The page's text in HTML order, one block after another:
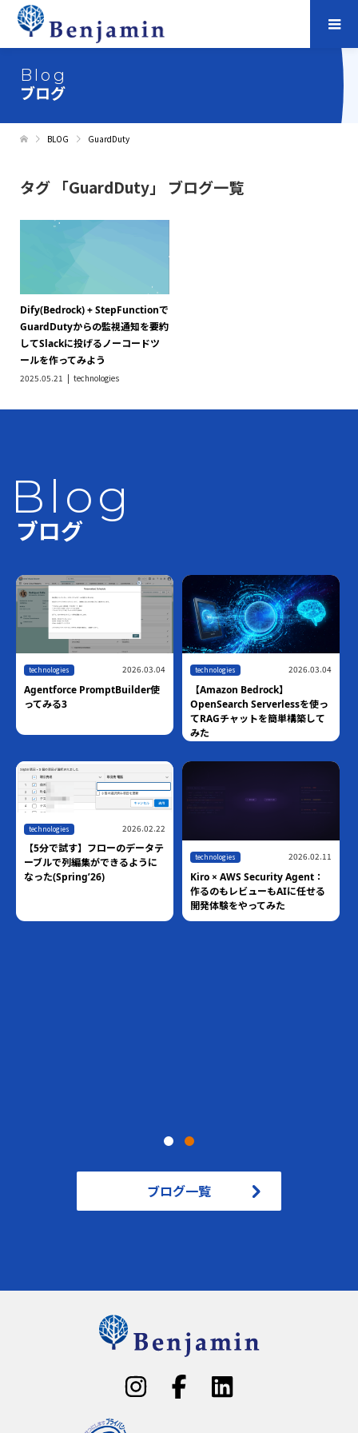
Blog
ブログ
BLOG GuardDuty
タグ 「GuardDuty」 ブログ一覧
Dify(Bedrock) + StepFunctionで
GuardDutyからの監視通知を要約
してSlackに投げるノーコードツ
ールを作ってみよう
2025.05.21 technologies
Blog
ブログ
technologies 2026.03.04
Agentforce PromptBuilder使
ってみる3
technologies 2026.03.04
【Amazon Bedrock】
OpenSearch Serverlessを使っ
てRAGチャットを簡単構築して
みた
technologies 2026.02.22
【5分で試す】フローのデータテ
ーブルで列編集ができるように
なった(Spring’26)
technologies 2026.02.11
Kiro × AWS Security Agent：
作るのもレビューもAIに任せる
開発体験をやってみた
ブログ一覧